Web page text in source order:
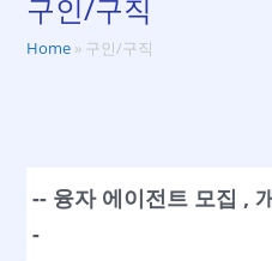
구인/구직
Home » 구인/구직
-- 융자 에이전트 모집 ,
-